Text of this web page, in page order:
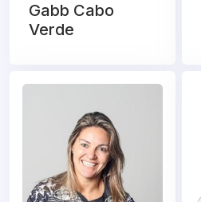
Gabb Cabo
Verde